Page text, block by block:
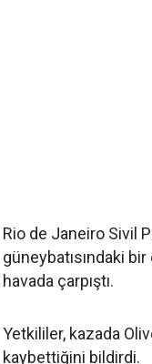
Rio de Janeiro Sivil
güneybatısındaki
havada çarpıştı.
Yetkililer, kazada
kaybettiğini bildirdi.